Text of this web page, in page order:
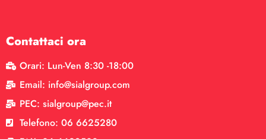
Contattaci ora
Orari: Lun-Ven 8:30 -18:00
Email: info@sialgroup.com
PEC: sialgroup@pec.it
Telefono: 06 6625280